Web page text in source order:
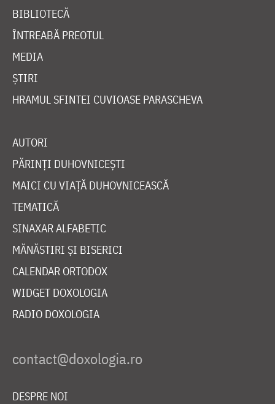
BIBLIOTECĂ
ÎNTREABĂ PREOTUL
MEDIA
ȘTIRI
HRAMUL SFINTEI CUVIOASE PARASCHEVA
AUTORI
PĂRINȚI DUHOVNICEȘTI
MAICI CU VIAȚĂ DUHOVNICEASCĂ
TEMATICĂ
SINAXAR ALFABETIC
MĂNĂSTIRI ȘI BISERICI
CALENDAR ORTODOX
WIDGET DOXOLOGIA
RADIO DOXOLOGIA
DESPRE NOI